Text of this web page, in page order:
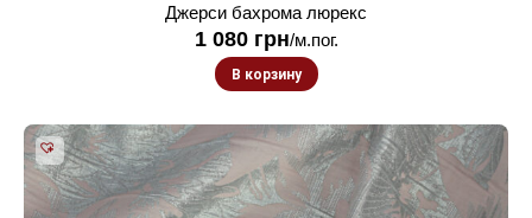
Джерси бахрома люрекс
1 080 грн/м.пог.
В корзину